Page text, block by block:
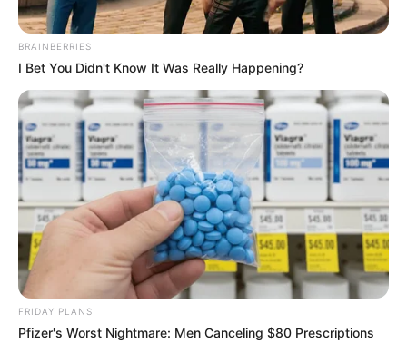
BRAINBERRIES
I Bet You Didn't Know It Was Really Happening?
FRIDAY PLANS
Pfizer's Worst Nightmare: Men Canceling $80 Prescriptions